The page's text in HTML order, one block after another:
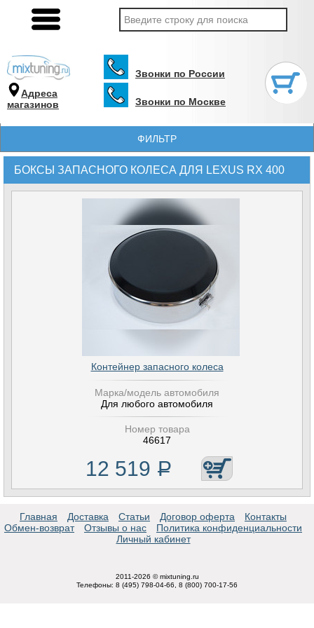
Адреса
магазинов
Звонки по России
Звонки по Москве
ФИЛЬТР
БОКСЫ ЗАПАСНОГО КОЛЕСА ДЛЯ LEXUS RX 400
Контейнер запасного колеса
Марка/модель автомобиля
Для любого автомобиля
Номер товара
46617
12 519 Р
Главная Доставка Статьи Договор оферта
Контакты
Обмен-возврат
Отзывы о нас
Политика конфиденциальности
Личный кабинет
2011-2026 © mixtuning.ru
Телефоны: 8 (495) 798-04-66, 8 (800) 700-17-56